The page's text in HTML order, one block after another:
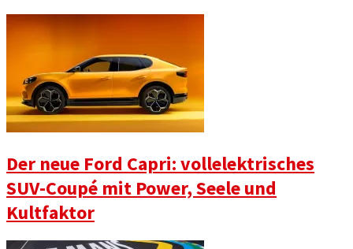
Der neue Ford Capri: vollelektrisches
SUV-Coupé mit Power, Seele und
Kultfaktor